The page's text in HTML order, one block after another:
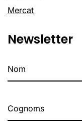
Mercat
Newsletter